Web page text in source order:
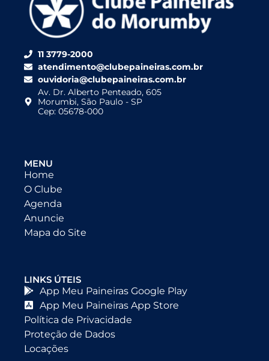
11 3779-2000
atendimento@clubepaineiras.com.br
ouvidoria@clubepaineiras.com.br
Av. Dr. Alberto Penteado, 605
Morumbi, São Paulo - SP
Cep: 05678-000
MENU
Home
O Clube
Agenda
Anuncie
Mapa do Site
LINKS ÚTEIS
App Meu Paineiras Google Play
App Meu Paineiras App Store
Política de Privacidade
Proteção de Dados
Locações